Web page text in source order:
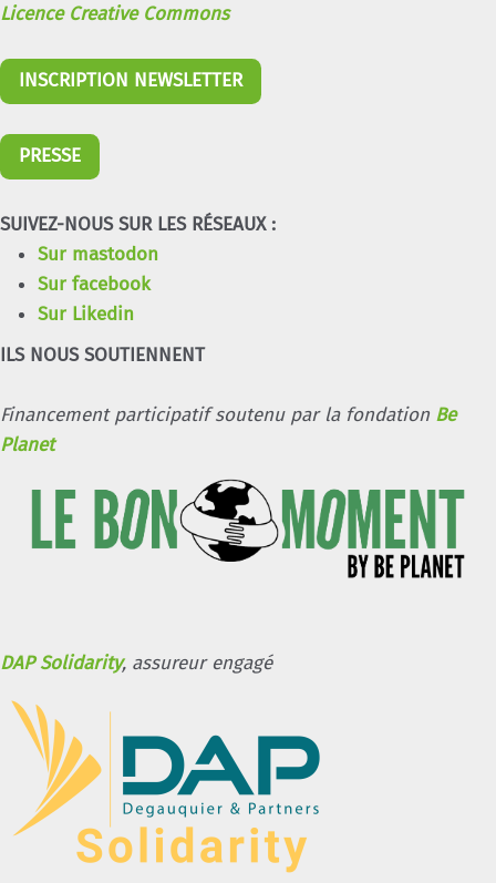
Licence Creative Commons
INSCRIPTION NEWSLETTER
PRESSE
SUIVEZ-NOUS SUR LES RÉSEAUX :
Sur mastodon
Sur facebook
Sur Likedin
ILS NOUS SOUTIENNENT
Financement participatif soutenu par la fondation Be
Planet
DAP Solidarity, assureur engagé